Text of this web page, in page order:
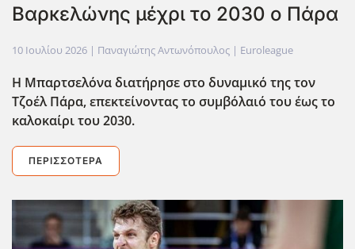
Βαρκελώνης μέχρι το 2030 ο Πάρα
10 Ιουλίου 2026 | Παναγιώτης Αντωνόπουλος | Euroleague
Η Μπαρτσελόνα διατήρησε στο δυναμικό της τον
Τζοέλ Πάρα, επεκτείνοντας το συμβόλαιό του έως το
καλοκαίρι του 2030.
ΠΕΡΙΣΣΌΤΕΡΑ